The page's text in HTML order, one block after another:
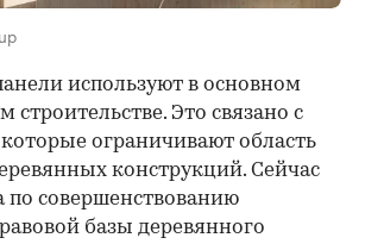
используют в основном
строительстве. Это связано с
ограничивают область
конструкций. Сейчас
по совершенствованию
базы деревянного